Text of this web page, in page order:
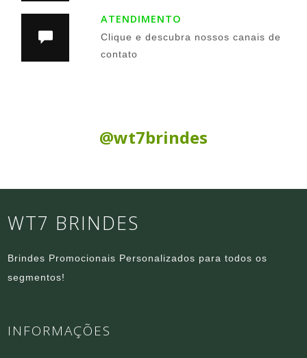
ATENDIMENTO
Clique e descubra nossos canais de
contato
@wt7brindes
WT7 BRINDES
Brindes Promocionais Personalizados para todos os
segmentos!
INFORMAÇÕES